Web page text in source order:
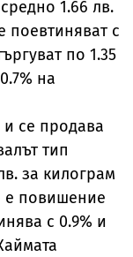
1.66 лв.
поевтиняват с
по 1.35
на
и се продава
тип
за килограм
е повишение
с 0.9% и